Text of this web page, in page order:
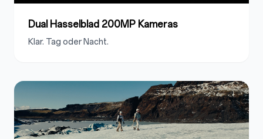
Dual Hasselblad 200MP Kameras
Klar. Tag oder Nacht.